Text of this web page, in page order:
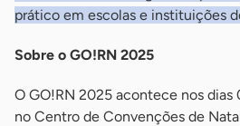
prático em escolas e instituições
Sobre o GO!RN 2025
O GO!RN 2025 acontece nos
no Centro de Convenções de